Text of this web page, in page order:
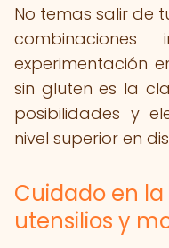
No temas salir de
experimentación
sin gluten es la
posibilidades y
nivel superior en
Cuidado en
utensilios y